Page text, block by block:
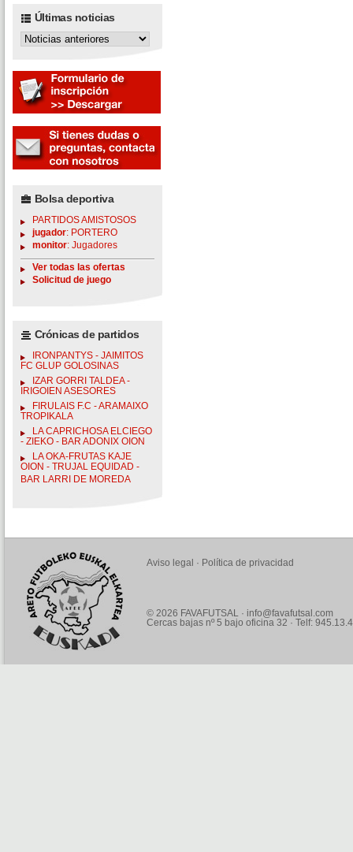
Últimas noticias
Bolsa deportiva
PARTIDOS AMISTOSOS
jugador: PORTERO
monitor: Jugadores
Ver todas las ofertas
Solicitud de juego
Crónicas de partidos
IRONPANTYS - JAIMITOS
FC GLUP GOLOSINAS
IZAR GORRI TALDEA -
IRIGOIEN ASESORES
FIRULAIS F.C - ARAMAIXO
TROPIKALA
LA CAPRICHOSA ELCIEGO
- ZIEKO - BAR ADONIX OION
LA OKA-FRUTAS KAJE
OION - TRUJAL EQUIDAD -
BAR LARRI DE MOREDA
Aviso legal · Política de privacidad
© 2026 FAVAFUTSAL · info@favafutsal.com
Cercas bajas nº 5 bajo oficina 32 · Telf: